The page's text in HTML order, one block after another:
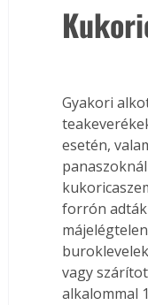
Gyakori
esetén,
forrón adták
vagy
alkalommal